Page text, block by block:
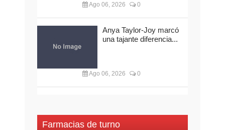
Ago 06, 2026 0
Anya Taylor-Joy marcó
una tajante diferencia...
Ago 06, 2026 0
Farmacias de turno